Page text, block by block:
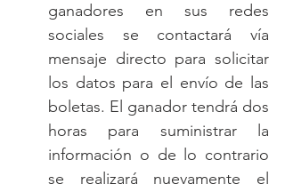
ganadores en sus redes
sociales se contactará vía
mensaje directo para solicitar
los datos para el envío de las
boletas. El ganador tendrá dos
horas para suministrar la
información o de lo contrario
se realizará nuevamente el